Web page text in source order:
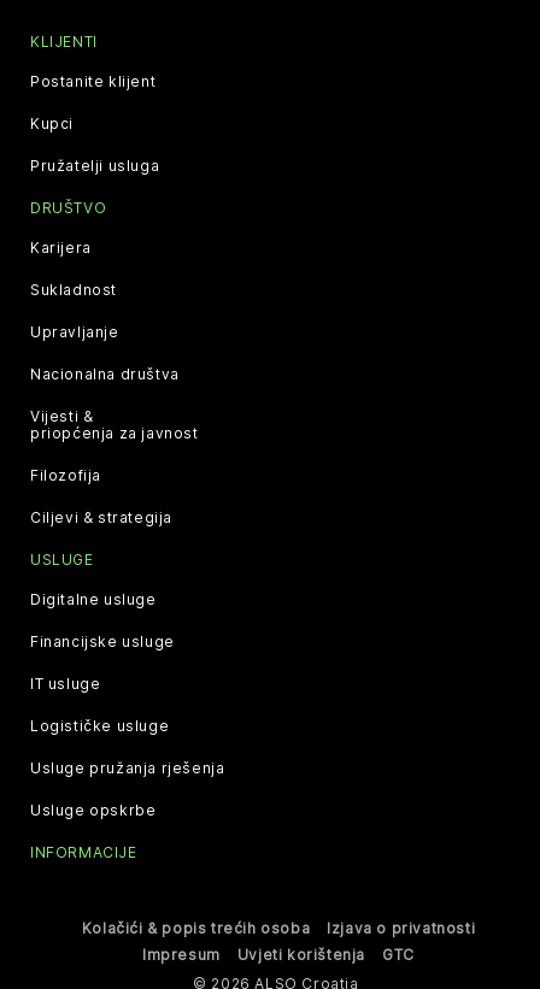
KLIJENTI
Postanite klijent
Kupci
Pružatelji usluga
DRUŠTVO
Karijera
Sukladnost
Upravljanje
Nacionalna društva
Vijesti &
priopćenja za javnost
Filozofija
Ciljevi & strategija
USLUGE
Digitalne usluge
Financijske usluge
IT usluge
Logističke usluge
Usluge pružanja rješenja
Usluge opskrbe
INFORMACIJE
Kolačići & popis trećih osoba
Izjava o privatnosti
Impresum
Uvjeti korištenja
GTC
© 2026 ALSO Croatia